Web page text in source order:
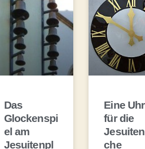
Das
Glockenspi
el am
Jesuitenpl
Eine Uhr
für die
che